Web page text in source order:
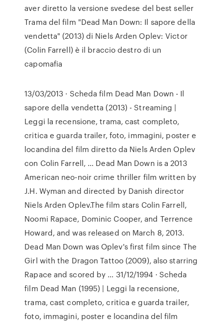
aver diretto la versione svedese del best seller
Trama del film "Dead Man Down: Il sapore della
vendetta" (2013) di Niels Arden Oplev: Victor
(Colin Farrell) è il braccio destro di un
capomafia
13/03/2013 · Scheda film Dead Man Down - Il
sapore della vendetta (2013) - Streaming |
Leggi la recensione, trama, cast completo,
critica e guarda trailer, foto, immagini, poster e
locandina del film diretto da Niels Arden Oplev
con Colin Farrell, … Dead Man Down is a 2013
American neo-noir crime thriller film written by
J.H. Wyman and directed by Danish director
Niels Arden Oplev.The film stars Colin Farrell,
Noomi Rapace, Dominic Cooper, and Terrence
Howard, and was released on March 8, 2013.
Dead Man Down was Oplev's first film since The
Girl with the Dragon Tattoo (2009), also starring
Rapace and scored by … 31/12/1994 · Scheda
film Dead Man (1995) | Leggi la recensione,
trama, cast completo, critica e guarda trailer,
foto, immagini, poster e locandina del film